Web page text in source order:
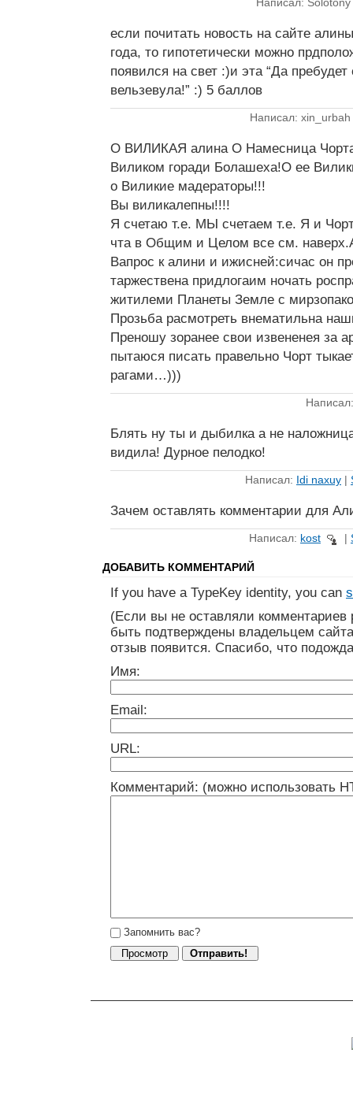
если почитать новость на сайте
года, то гипотетически можно
появился на свет :)и эта “Да
вельзевула!” :) 5 баллов
Написал:
О ВИЛИКАЯ алина О Намесница
Виликом горади Болашеха!О ее
о Виликие мадераторы!!!
Вы виликалепны!!!!
Я счетаю т.е. МЫ счетаем т.е. Я и
чта в Общим и Целом все см.
Вапрос к алини и ижисней:сичас он
таржествена придлогаим ночать
житилеми Планеты Земле с
Прозьба расмотреть внематильна
Преношу зоранее свои извененея за
пытаюся писать правельно Чорт
рагами…)))
Блять ну ты и дыбилка а не
видила! Дурное пелодко!
Написал: Idi naxuy |
Зачем оставлять комментарии для
Написал: kost |
ДОБАВИТЬ КОММЕНТАРИЙ
If you have a TypeKey identity, you can
(Если вы не оставляли
быть подтверждены владельцем
отзыв появится. Спасибо, что
Имя:
Email:
URL:
Комментарий: (можно использовать
Запомнить вас?